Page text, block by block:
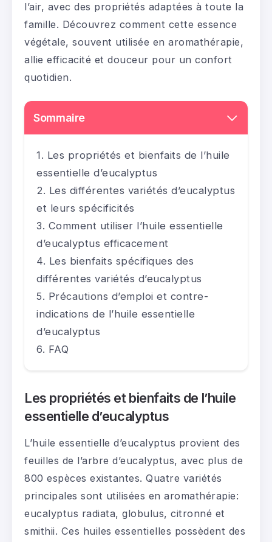
l’air, avec des propriétés adaptées à toute la
famille. Découvrez comment cette essence
végétale, souvent utilisée en aromathérapie,
allie efficacité et douceur pour un confort
quotidien.
Sommaire
Les propriétés et bienfaits de l’huile
essentielle d’eucalyptus
Les différentes variétés d’eucalyptus
et leurs spécificités
Comment utiliser l’huile essentielle
d’eucalyptus efficacement
Les bienfaits spécifiques des
différentes variétés d’eucalyptus
Précautions d’emploi et contre-
indications de l’huile essentielle
d’eucalyptus
FAQ
Les propriétés et bienfaits de l’huile
essentielle d’eucalyptus
L’huile essentielle d’eucalyptus provient des
feuilles de l’arbre d’eucalyptus, avec plus de
800 espèces existantes. Quatre variétés
principales sont utilisées en aromathérapie:
eucalyptus radiata, globulus, citronné et
smithii. Ces huiles essentielles possèdent des